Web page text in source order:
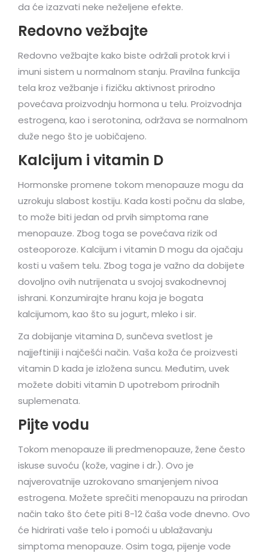
da će izazvati neke neželjene efekte.
Redovno vežbajte
Redovno vežbajte kako biste održali protok krvi i
imuni sistem u normalnom stanju. Pravilna funkcija
tela kroz vežbanje i fizičku aktivnost prirodno
povećava proizvodnju hormona u telu. Proizvodnja
estrogena, kao i serotonina, održava se normalnom
duže nego što je uobičajeno.
Kalcijum i vitamin D
Hormonske promene tokom menopauze mogu da
uzrokuju slabost kostiju. Kada kosti počnu da slabe,
to može biti jedan od prvih simptoma rane
menopauze. Zbog toga se povećava rizik od
osteoporoze. Kalcijum i vitamin D mogu da ojačaju
kosti u vašem telu. Zbog toga je važno da dobijete
dovoljno ovih nutrijenata u svojoj svakodnevnoj
ishrani. Konzumirajte hranu koja je bogata
kalcijumom, kao što su jogurt, mleko i sir.
Za dobijanje vitamina D, sunčeva svetlost je
najjeftiniji i najčešći način. Vaša koža će proizvesti
vitamin D kada je izložena suncu. Međutim, uvek
možete dobiti vitamin D upotrebom prirodnih
suplemenata.
Pijte vodu
Tokom menopauze ili predmenopauze, žene često
iskuse suvoću (kože, vagine i dr.). Ovo je
najverovatnije uzrokovano smanjenjem nivoa
estrogena. Možete sprečiti menopauzu na prirodan
način tako što ćete piti 8-12 čaša vode dnevno. Ovo
će hidrirati vaše telo i pomoći u ublažavanju
simptoma menopauze. Osim toga, pijenje vode